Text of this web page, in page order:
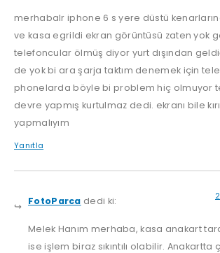
merhabalr iphone 6 s yere düstü
ve kasa egrildi ekran görüntüsü zaten yok
telefoncular ölmüş diyor yurt dışından
de yok bi ara şarja taktım denemek için
phonelarda böyle bi problem hiç olmuyor
devre yapmış kurtulmaz dedi. ekranı bile
yapmalıyım
Yanıtla
FotoParca dedi ki:
Melek Hanım merhaba, kasa anakart
ise işlem biraz sıkıntılı olabilir.